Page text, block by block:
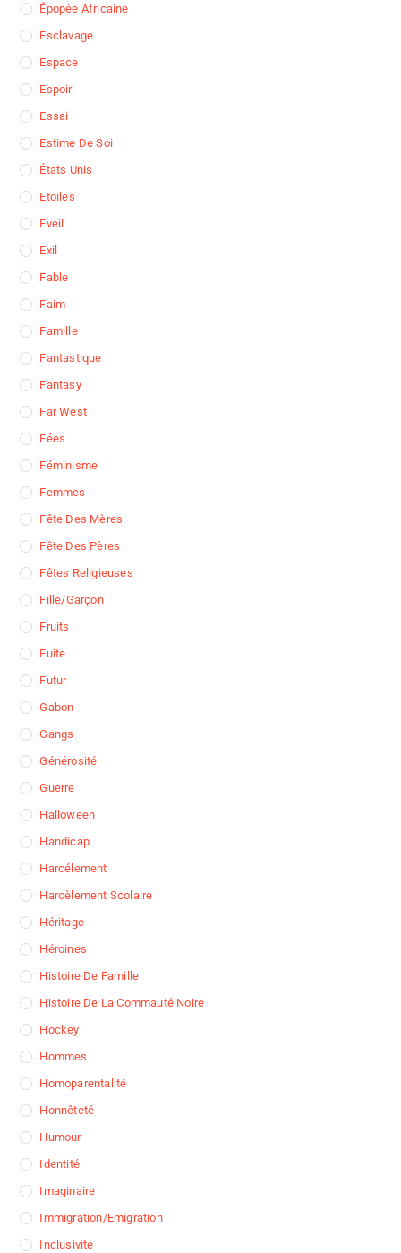
Épopée Africaine
Esclavage
Espace
Espoir
Essai
Estime De Soi
États Unis
Etoiles
Eveil
Exil
Fable
Faim
Famille
Fantastique
Fantasy
Far West
Fées
Féminisme
Femmes
Fête Des Mères
Fête Des Pères
Fêtes Religieuses
Fille/garçon
Fruits
Fuite
Futur
Gabon
Gangs
Générosité
Guerre
Halloween
Handicap
Harcélement
Harcèlement Scolaire
Héritage
Héroines
Histoire De Famille
Histoire De La Commauté Noire
Hockey
Hommes
Homoparentalité
Honnêteté
Humour
Identité
Imaginaire
Immigration/Emigration
Inclusivité